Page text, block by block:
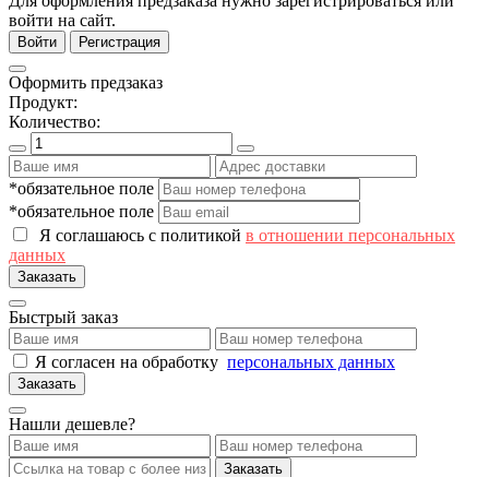
войти на сайт.
Войти Регистрация
Оформить предзаказ
Продукт:
Количество:
*обязательное поле
*обязательное поле
Я соглашаюсь с политикой в отношении персональных
данных
Заказать
Быстрый заказ
Я согласен на обработку персональных данных
Заказать
Нашли дешевле?
Заказать